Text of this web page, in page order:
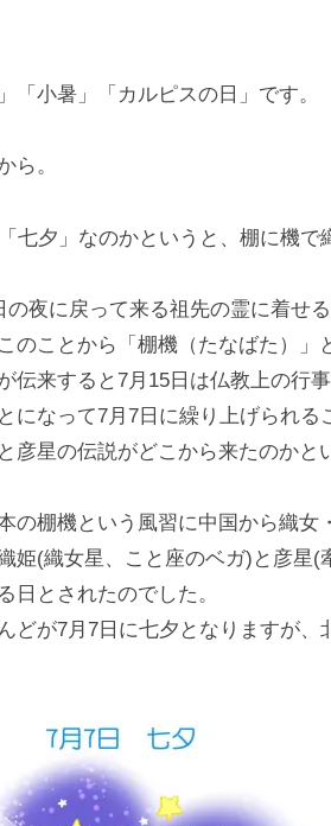
「小暑」「カルピスの日」です。
ら。
七夕」なのかというと、棚に機
の夜に戻って来る祖先の霊に着せ
のことから「棚機（たなばた）」
伝来すると7月15日は仏教上の行
になって7月7日に繰り上げられる
彦星の伝説がどこから来たのか
の棚機という風習に中国から織
姫(織女星、こと座のベガ)と彦星
日とされたのでした。
どが7月7日に七夕となりますが